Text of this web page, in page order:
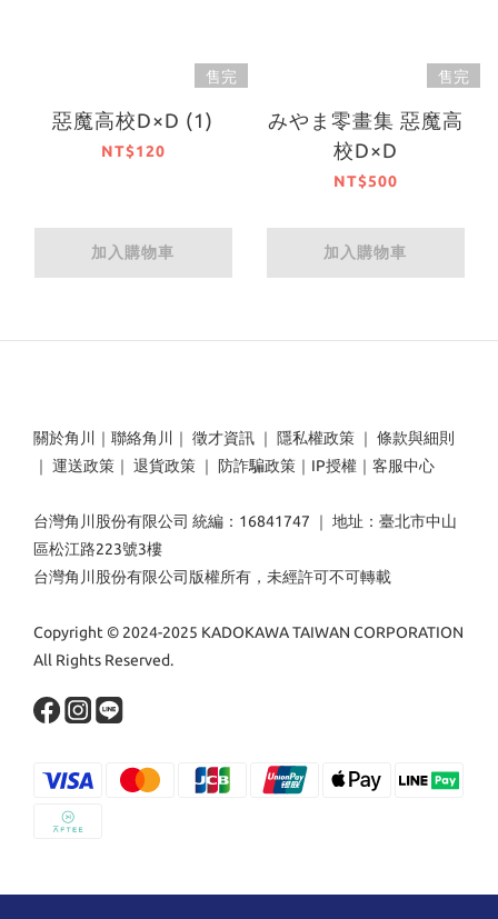
售完
惡魔高校D×D (1)
NT$120
加入購物車
售完
みやま零畫集 惡魔高
校D×D
NT$500
加入購物車
關於角川 ｜ 聯絡角川 ｜ 徵才資訊 ｜ 隱私權政策 ｜ 條款與細則
｜ 運送政策 ｜ 退貨政策 ｜ 防詐騙政策 ｜ IP授權 ｜ 客服中心
台灣角川股份有限公司 統編：16841747 ｜ 地址：臺北市中山
區松江路223號3樓
台灣角川股份有限公司版權所有，未經許可不可轉載
Copyright © 2024-2025 KADOKAWA TAIWAN CORPORATION
All Rights Reserved.